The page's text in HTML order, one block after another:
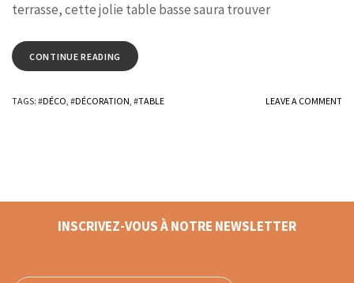
terrasse, cette jolie table basse saura trouver
CONTINUE READING
TAGS: #DÉCO, #DÉCORATION, #TABLE LEAVE A COMMENT
INSCRIVEZ-VOUS À NOTRE NEWSLETTER